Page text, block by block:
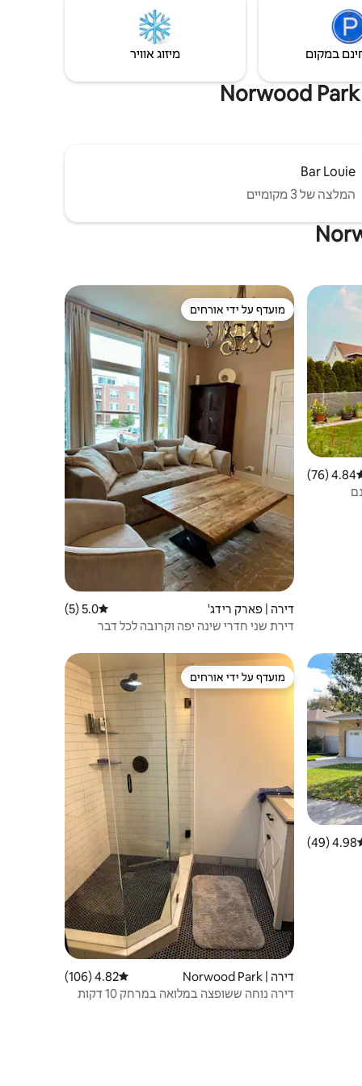
במקום מיזוג אוויר
Bar Louie
המלצה של 3 מקומיים
ממוצע של 4.84 מתוך 5, 76 ביקורות
4.84 (76)
מועדף על ידי אורחים
מועדף על ידי אורחים
דירה | פארק רידג' דירוג ממוצע של 5.0 מתוך 5, 5 ביקורות
5.0 (5)
דירת שני חדרי שינה יפה וקרובה לכל דבר
ממוצע של 4.98 מתוך 5, 49 ביקורות
4.98 (49)
מועדף על ידי אורחים
מועדף על ידי אורחים
דירה | Norwood Park דירוג ממוצע של 4.82 מתוך 5, 106 ביקורות
4.82 (106)
דירה נוחה ששופצה במלואה במרחק 10 דקות